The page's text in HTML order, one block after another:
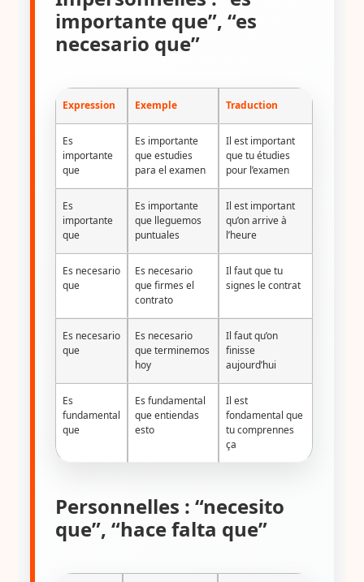
importante que”, “es
necesario que”
Expression Exemple Traduction
Es
importante
que
Es importante
que estudies
para el examen
Il est important
que tu étudies
pour l’examen
Es
importante
que
Es importante
que lleguemos
puntuales
Il est important
qu’on arrive à
l’heure
Es necesario
que
Es necesario
que firmes el
contrato
Il faut que tu
signes le contrat
Es necesario
que
Es necesario
que terminemos
hoy
Il faut qu’on
finisse
aujourd’hui
Es
fundamental
que
Es fundamental
que entiendas
esto
Il est
fondamental que
tu comprennes
ça
Personnelles : “necesito
que”, “hace falta que”